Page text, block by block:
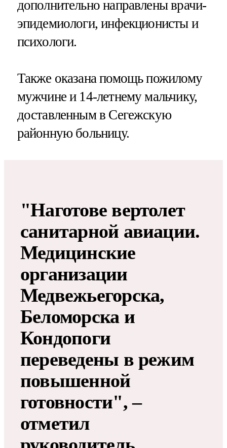
дополнительно направлены врачи-
эпидемиологи, инфекционисты и
психологи.
Также оказана помощь пожилому
мужчине и 14-летнему мальчику,
доставленным в Сегежскую
районную больницу.
"Наготове вертолет
санитарной авиации.
Медицинские
организации
Медвежьегорска,
Беломорска и
Кондопоги
переведены в режим
повышенной
готовности", –
отметил